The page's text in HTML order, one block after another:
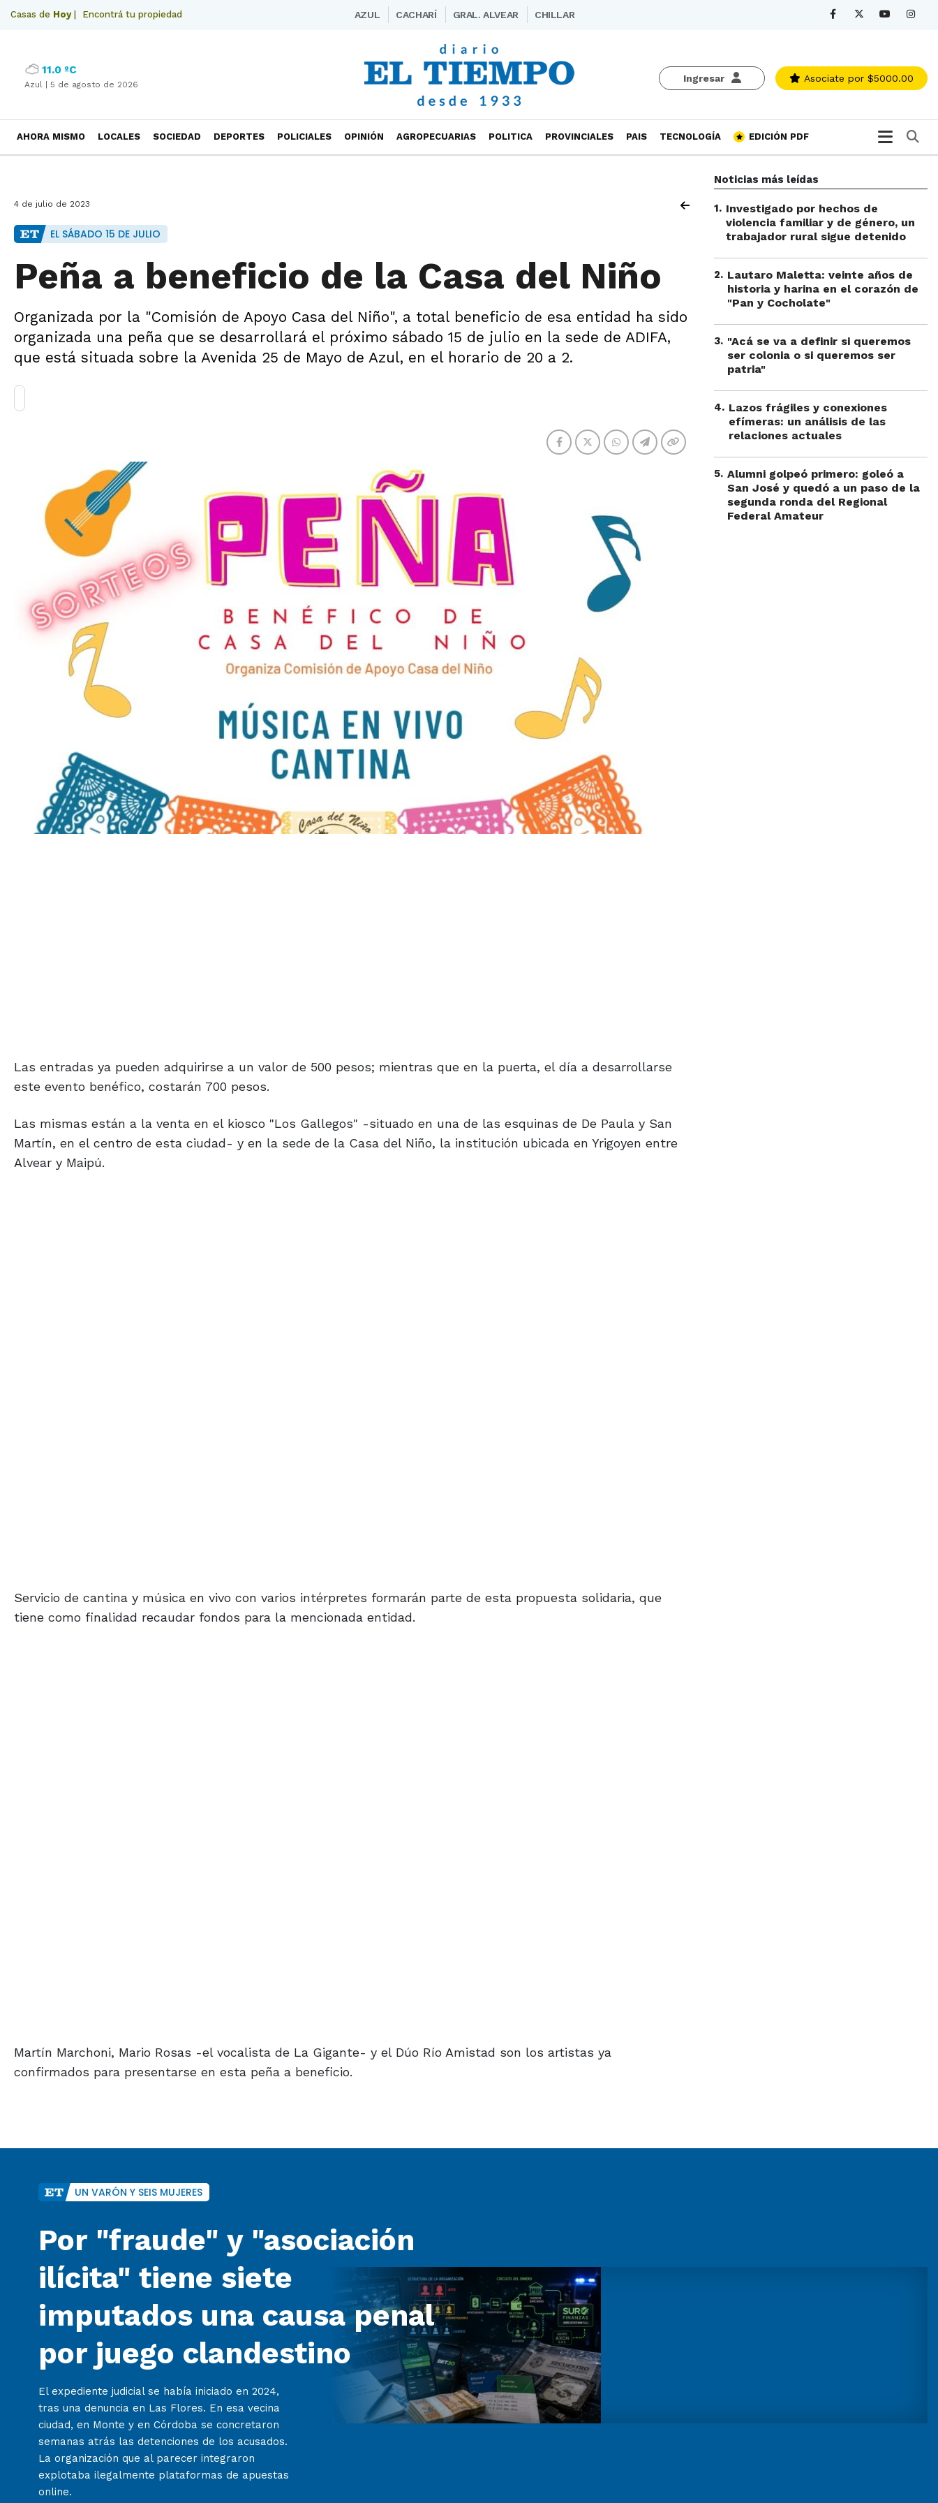
Casas de Hoy| Encontrá tu propiedad AZUL CACHARÍ GRAL. ALVEAR CHILLAR
Ingresar Asociate por $5000.00
11.0 ºC
Azul | 5 de agosto de 2026
AHORA MISMO LOCALES SOCIEDAD DEPORTES POLICIALES OPINIÓN AGROPECUARIAS POLITICA PROVINCIALES PAIS TECNOLOGÍA EDICIÓN PDF
4 de julio de 2023
EL SÁBADO 15 DE JULIO
Peña a beneficio de la Casa del Niño
Organizada por la "Comisión de Apoyo Casa del Niño", a total beneficio de esa entidad ha sido
organizada una peña que se desarrollará el próximo sábado 15 de julio en la sede de ADIFA,
que está situada sobre la Avenida 25 de Mayo de Azul, en el horario de 20 a 2.
Las entradas ya pueden adquirirse a un valor de 500 pesos; mientras que en la puerta, el día a desarrollarse
este evento benéfico, costarán 700 pesos.
Las mismas están a la venta en el kiosco "Los Gallegos" -situado en una de las esquinas de De Paula y San
Martín, en el centro de esta ciudad- y en la sede de la Casa del Niño, la institución ubicada en Yrigoyen entre
Alvear y Maipú.
Servicio de cantina y música en vivo con varios intérpretes formarán parte de esta propuesta solidaria, que
tiene como finalidad recaudar fondos para la mencionada entidad.
Martín Marchoni, Mario Rosas -el vocalista de La Gigante- y el Dúo Río Amistad son los artistas ya
confirmados para presentarse en esta peña a beneficio.
Noticias más leídas
1. Investigado por hechos de
violencia familiar y de género, un
trabajador rural sigue detenido
2. Lautaro Maletta: veinte años de
historia y harina en el corazón de
"Pan y Cocholate"
3. "Acá se va a definir si queremos
ser colonia o si queremos ser
patria"
4. Lazos frágiles y conexiones
efímeras: un análisis de las
relaciones actuales
5. Alumni golpeó primero: goleó a
San José y quedó a un paso de la
segunda ronda del Regional
Federal Amateur
UN VARÓN Y SEIS MUJERES
Por "fraude" y "asociación
ilícita" tiene siete
imputados una causa penal
por juego clandestino
El expediente judicial se había iniciado en 2024,
tras una denuncia en Las Flores. En esa vecina
ciudad, en Monte y en Córdoba se concretaron
semanas atrás las detenciones de los acusados.
La organización que al parecer integraron
explotaba ilegalmente plataformas de apuestas
online.